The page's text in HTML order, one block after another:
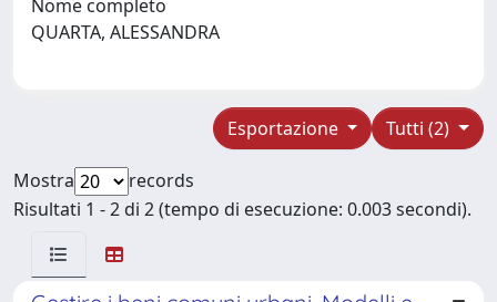
Nome completo
QUARTA, ALESSANDRA
Tutti (2)
Esportazione
Mostra
records
Risultati 1 - 2 di 2 (tempo di esecuzione: 0.003 secondi).